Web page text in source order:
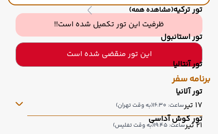
تور ترکیه(مشاهده همه)
تور استانبول
تور آنتالیا
تور آلانیا
تور کوش آداسی
ظرفیت این تور تکمیل شده است!!
این تور منقضی شده است
برنامه سفر
17 تیر ساعت: 16:30 (به وقت تهران)
21 تیر ساعت: 19:45 (به وقت تفلیس)